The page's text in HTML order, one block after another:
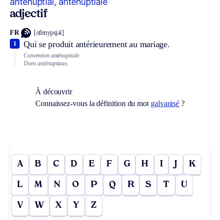
adjectif
FR [ɑ̃tenypsjal]
Qui se produit antérieurement au mariage.
1
Convention anténuptiale.
Dons anténuptiaux.
À découvrir
Connaissez-vous la définition du mot galvanisé ?
A B C D E F G H I J K
L M N O P Q R S T U
V W X Y Z